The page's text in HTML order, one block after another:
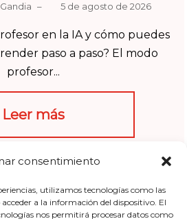
consentimiento
utilizamos tecnologías como las
a la información del dispositivo. El
nos permitirá procesar datos como
– 5 de agosto de 2026
en la IA y cómo puedes
paso a paso? El modo
profesor...
Leer más
de aprendizaje ia
modo profesor
,tutor de inteligencia artificial